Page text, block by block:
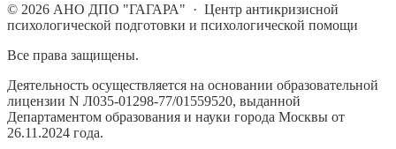
© 2026 АНО ДПО "ГАГАРА" · Центр антикризисной
психологической подготовки и психологической помощи
Все права защищены.
Деятельность осуществляется на основании образовательной
лицензии N Л035-01298-77/01559520, выданной
Департаментом образования и науки города Москвы от
26.11.2024 года.